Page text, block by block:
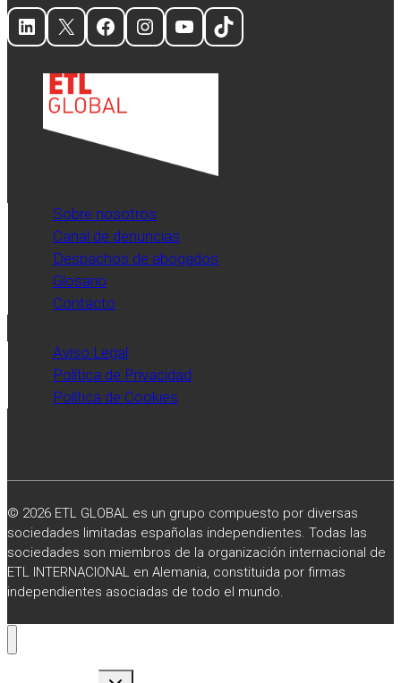
LinkedIn
X Facebook
Instagram
YouTube
TikTok
Sobre nosotros
Canal de denuncias
Despachos de abogados
Glosario
Contacto
Aviso Legal
Política de Privacidad
Política de Cookies
© 2026 ETL GLOBAL es un grupo compuesto por diversas
sociedades limitadas españolas independientes. Todas las
sociedades son miembros de la organización internacional de
ETL INTERNACIONAL en Alemania, constituida por firmas
independientes asociadas de todo el mundo.
Alternar